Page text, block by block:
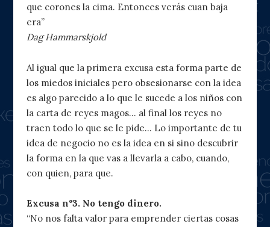
que corones la cima. Entonces verás cuan baja
era”
Dag Hammarskjold
Al igual que la primera excusa esta forma parte de
los miedos iniciales pero obsesionarse con la idea
es algo parecido a lo que le sucede a los niños con
la carta de reyes magos… al final los reyes no
traen todo lo que se le pide… Lo importante de tu
idea de negocio no es la idea en si sino descubrir
la forma en la que vas a llevarla a cabo, cuando,
con quien, para que.
Excusa nº3. No tengo dinero.
“No nos falta valor para emprender ciertas cosas